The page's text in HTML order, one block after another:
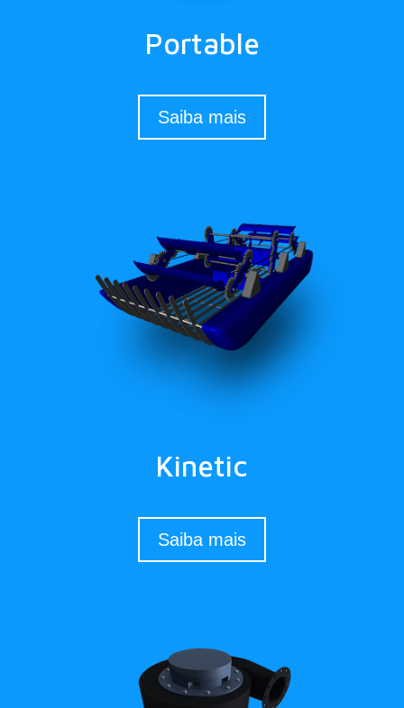
Portable
Saiba mais
Kinetic
Saiba mais